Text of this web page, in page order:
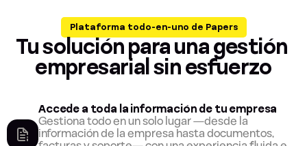
Plataforma todo-en-uno de Papers
Tu solución para una gestión
empresarial sin esfuerzo
Accede a toda la información de tu empresa
Gestiona todo en un solo lugar —desde la
información de la empresa hasta documentos,